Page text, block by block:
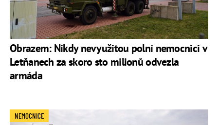
Obrazem: Nikdy nevyužitou polní nemocnici v
Letňanech za skoro sto milionů odvezla
armáda
NEMOCNICE